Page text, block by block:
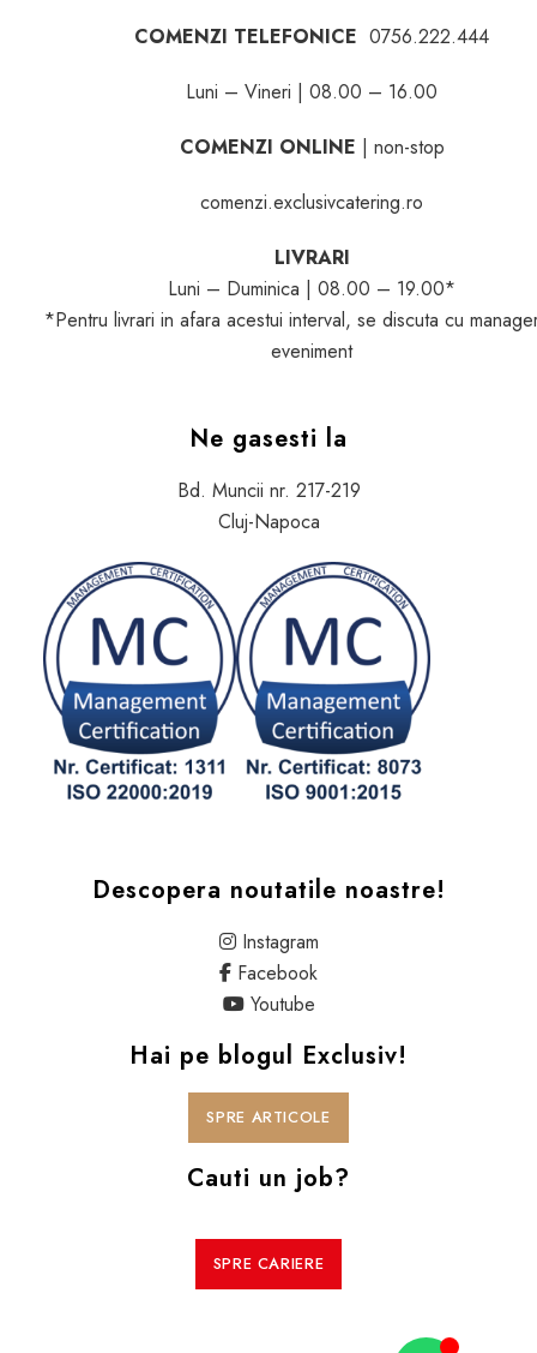
COMENZI TELEFONICE0756.222.444
Luni – Vineri | 08.00 – 16.00
COMENZI ONLINE | non-stop
comenzi.exclusivcatering.ro
LIVRARI
Luni – Duminica | 08.00 – 19.00*
*Pentru livrari in afara acestui interval, se discuta cu
eveniment
Ne gasesti la
Bd. Muncii nr. 217-219
Cluj-Napoca
Descopera noutatile noastre!
Instagram
Facebook
Youtube
Hai pe blogul Exclusiv!
SPRE ARTICOLE
Cauti un job?
SPRE CARIERE